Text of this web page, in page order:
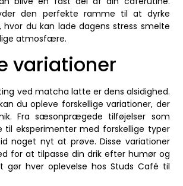
den perfekte ramme til at dyrke
hvor du kan lade dagens stress smelte
atmosfære.
variationer
ved matcha latte er dens alsidighed.
du opleve forskellige variationer, der
Fra sæsonprægede tilføjelser som
til eksperimenter med forskellige typer
noget nyt at prøve. Disse variationer
for at tilpasse din drik efter humør og
gør hver oplevelse hos Studs Café til